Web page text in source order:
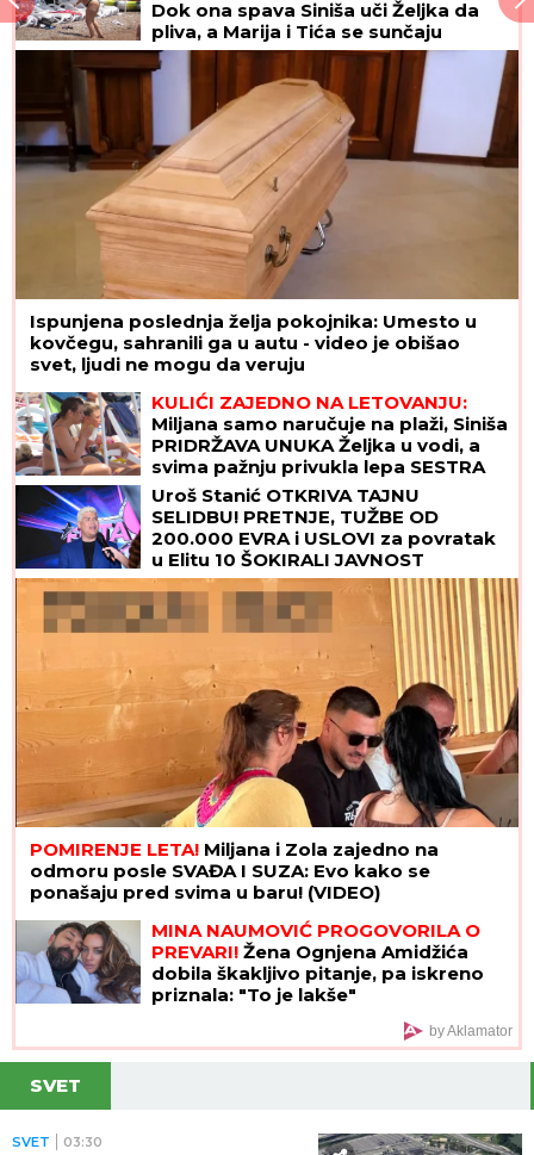
Dok ona spava Siniša uči Željka da
pliva, a Marija i Tića se sunčaju
(Video)
Ispunjena poslednja želja pokojnika: Umesto u
kovčegu, sahranili ga u autu - video je obišao
svet, ljudi ne mogu da veruju
KULIĆI ZAJEDNO NA LETOVANJU:
Miljana samo naručuje na plaži, Siniša
PRIDRŽAVA UNUKA Željka u vodi, a
svima pažnju privukla lepa SESTRA
Tijana (VIDEO)
Uroš Stanić OTKRIVA TAJNU
SELIDBU! PRETNJE, TUŽBE OD
200.000 EVRA i USLOVI za povratak
u Elitu 10 ŠOKIRALI JAVNOST
POMIRENJE LETA! Miljana i Zola zajedno na
odmoru posle SVAĐA I SUZA: Evo kako se
ponašaju pred svima u baru! (VIDEO)
MINA NAUMOVIĆ PROGOVORILA O
PREVARI! Žena Ognjena Amidžića
dobila škakljivo pitanje, pa iskreno
priznala: "To je lakše"
by Aklamator
SVET
SVET 03:30